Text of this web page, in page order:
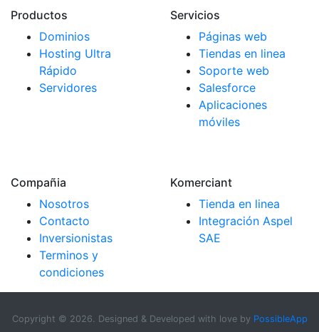
Productos
Dominios
Hosting Ultra
Rápido
Servidores
Servicios
Páginas web
Tiendas en linea
Soporte web
Salesforce
Aplicaciones
móviles
Compañia
Nosotros
Contacto
Inversionistas
Terminos y
condiciones
Komerciant
Tienda en linea
Integración Aspel
SAE
Copyright © 2026. Designed & Developed with love by PossibleApp